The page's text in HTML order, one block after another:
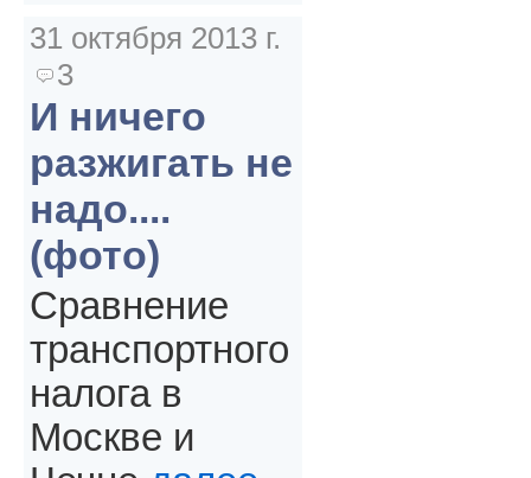
31 октября 2013 г.
3
И ничего
разжигать не
надо....
(фото)
Сравнение
транспортного
налога в
Москве и